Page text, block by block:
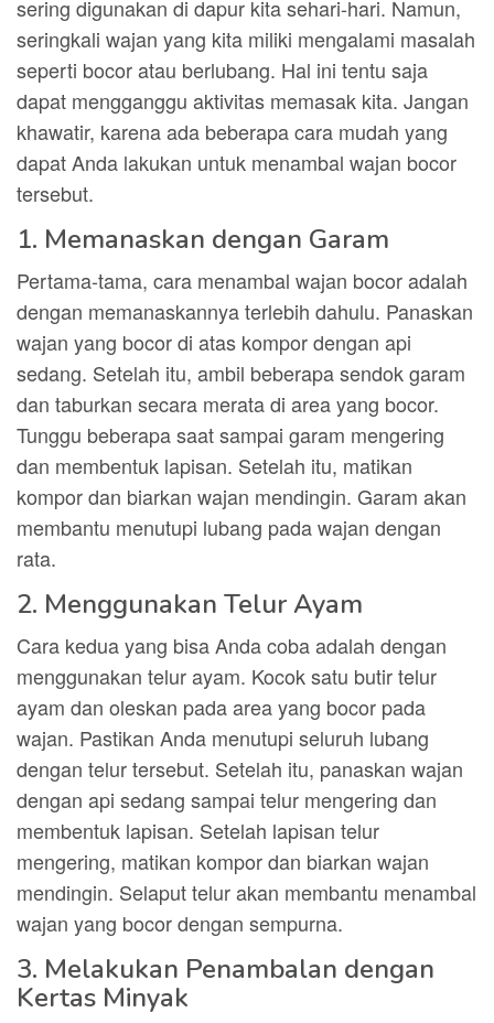
sering digunakan di dapur kita sehari-hari. Namun,
seringkali wajan yang kita miliki mengalami masalah
seperti bocor atau berlubang. Hal ini tentu saja
dapat mengganggu aktivitas memasak kita. Jangan
khawatir, karena ada beberapa cara mudah yang
dapat Anda lakukan untuk menambal wajan bocor
tersebut.
1. Memanaskan dengan Garam
Pertama-tama, cara menambal wajan bocor adalah
dengan memanaskannya terlebih dahulu. Panaskan
wajan yang bocor di atas kompor dengan api
sedang. Setelah itu, ambil beberapa sendok garam
dan taburkan secara merata di area yang bocor.
Tunggu beberapa saat sampai garam mengering
dan membentuk lapisan. Setelah itu, matikan
kompor dan biarkan wajan mendingin. Garam akan
membantu menutupi lubang pada wajan dengan
rata.
2. Menggunakan Telur Ayam
Cara kedua yang bisa Anda coba adalah dengan
menggunakan telur ayam. Kocok satu butir telur
ayam dan oleskan pada area yang bocor pada
wajan. Pastikan Anda menutupi seluruh lubang
dengan telur tersebut. Setelah itu, panaskan wajan
dengan api sedang sampai telur mengering dan
membentuk lapisan. Setelah lapisan telur
mengering, matikan kompor dan biarkan wajan
mendingin. Selaput telur akan membantu menambal
wajan yang bocor dengan sempurna.
3. Melakukan Penambalan dengan
Kertas Minyak